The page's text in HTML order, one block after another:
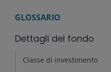
GLOSSARIO
Dettagli del fondo
Classe di investimento